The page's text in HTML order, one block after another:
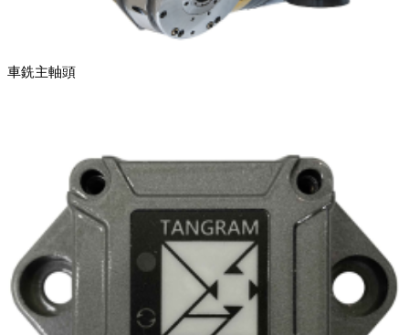
車銑主軸頭